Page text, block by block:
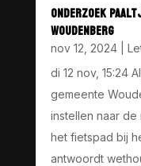
ONDERZOEK
WOUDENBERG
nov 12, 2024|
di 12 nov, 15:24
gemeente
instellen naar
het fietspad bij
antwoordt